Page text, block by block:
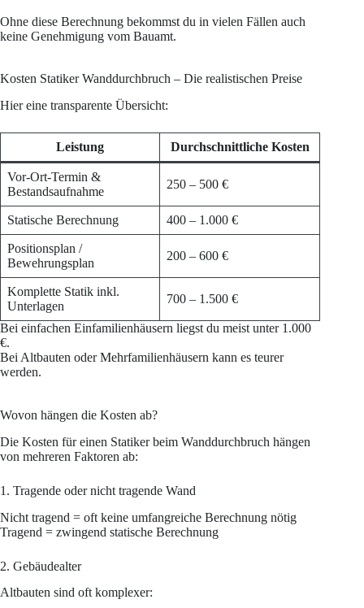
Ohne diese Berechnung bekommst du in vielen Fällen auch
keine Genehmigung vom Bauamt.
Kosten Statiker Wanddurchbruch – Die realistischen Preise
Hier eine transparente Übersicht:
Leistung Durchschnittliche Kosten
Vor-Ort-Termin &
Bestandsaufnahme
250 – 500 €
Statische Berechnung 400 – 1.000 €
Positionsplan /
Bewehrungsplan
200 – 600 €
Komplette Statik inkl.
Unterlagen
700 – 1.500 €
Bei einfachen Einfamilienhäusern liegst du meist unter 1.000
€.
Bei Altbauten oder Mehrfamilienhäusern kann es teurer
werden.
Wovon hängen die Kosten ab?
Die Kosten für einen Statiker beim Wanddurchbruch hängen
von mehreren Faktoren ab:
1. Tragende oder nicht tragende Wand
Nicht tragend = oft keine umfangreiche Berechnung nötig
Tragend = zwingend statische Berechnung
2. Gebäudealter
Altbauten sind oft komplexer: